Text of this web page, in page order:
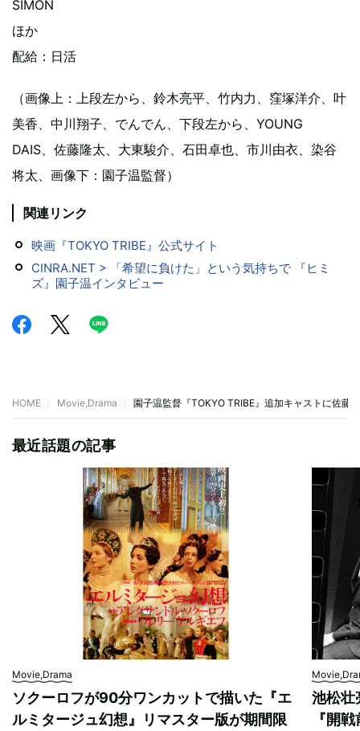
SIMON
ほか
配給：日活
（画像上：上段左から、鈴木亮平、竹内力、窪塚洋介、叶
美香、中川翔子、でんでん、下段左から、YOUNG
DAIS、佐藤隆太、大東駿介、石田卓也、市川由衣、染谷
将太、画像下：園子温監督）
関連リンク
映画『TOKYO TRIBE』公式サイト
CINRA.NET > 「希望に負けた」という気持ちで 『ヒミ
ズ』園子温インタビュー
HOME Movie,Drama 園子温監督『TOKYO TRIBE』追加キャストに佐藤
最近話題の記事
Movie,Drama
ソクーロフが90分ワンカットで描いた『エ
ルミタージュ幻想』リマスター版が期間限
池松壮
『開